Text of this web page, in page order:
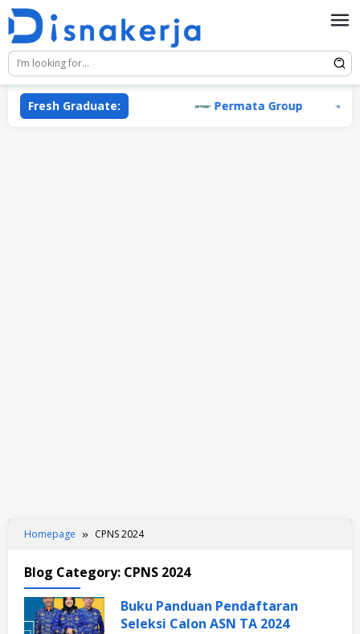
Skip
content
Fresh Graduate: Permata Group
Homepage CPNS 2024
Blog Category: CPNS 2024
Buku Panduan Pendaftaran
Seleksi Calon ASN TA 2024